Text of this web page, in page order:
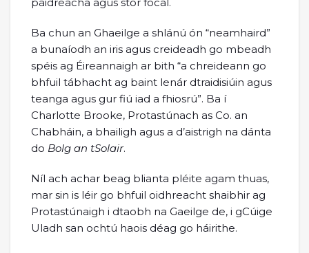
Ba chun an Ghaeilge a shlánú ón “neamhaird”
a bunaíodh an iris agus creideadh go mbeadh
spéis ag Éireannaigh ar bith “a chreideann go
bhfuil tábhacht ag baint lenár dtraidisiúin agus
teanga agus gur fiú iad a fhiosrú”. Ba í
Charlotte Brooke, Protastúnach as Co. an
Chabháin, a bhailigh agus a d’aistrigh na dánta
do Bolg an tSolair.
Níl ach achar beag blianta pléite agam thuas,
mar sin is léir go bhfuil oidhreacht shaibhir ag
Protastúnaigh i dtaobh na Gaeilge de, i gCúige
Uladh san ochtú haois déag go háirithe.